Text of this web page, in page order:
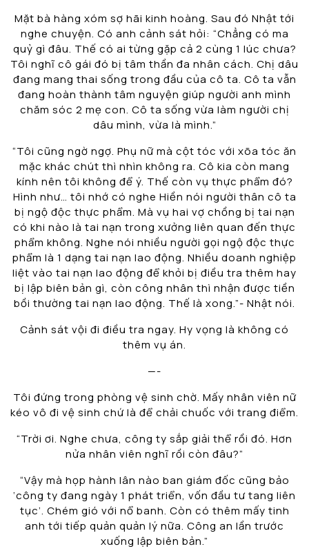
Mặt bà hàng xóm sợ hãi kinh hoàng. Sau đó Nhật tới
nghe chuyện. Có anh cảnh sát hỏi: “Chẳng có ma
quỷ gì đâu. Thế có ai từng gặp cả 2 cùng 1 lúc chưa?
Tôi nghĩ cô gái đó bị tâm thần đa nhân cách. Chị dâu
đang mang thai sống trong đầu của cô ta. Cô ta vẫn
đang hoàn thành tâm nguyện giúp người anh mình
chăm sóc 2 mẹ con. Cô ta sống vừa làm người chị
dâu mình, vừa là mình.”
“Tôi cũng ngờ ngợ. Phụ nữ mà cột tóc với xõa tóc ăn
mặc khác chút thì nhìn không ra. Cô kia còn mang
kính nên tôi không để ý. Thế còn vụ thực phẩm đó?
Hình như… tôi nhớ có nghe Hiền nói người thân cô ta
bị ngộ độc thực phẩm. Mà vụ hai vợ chồng bị tai nạn
có khi nào là tai nạn trong xưởng liên quan đến thực
phẩm không. Nghe nói nhiều người gọi ngộ độc thực
phẩm là 1 dạng tai nạn lao động. Nhiều doanh nghiệp
liệt vào tai nạn lao động để khỏi bị điều tra thêm hay
bị lập biên bản gì, còn công nhân thì nhận được tiền
bồi thường tai nạn lao động. Thế là xong.”- Nhật nói.
Cảnh sát vội đi điều tra ngay. Hy vọng là không có
thêm vụ án.
—-
Tôi đứng trong phòng vệ sinh chờ. Mấy nhân viên nữ
kéo vô đi vệ sinh chứ là để chải chuốc với trang điểm.
“Trời ơi. Nghe chưa, công ty sắp giải thể rồi đó. Hơn
nửa nhân viên nghĩ rồi còn đâu?”
“Vậy mà họp hành lân nào ban giám đốc cũng bảo
‘công ty đang ngày 1 phát triển, vốn đầu tư tang liên
tục’. Chém gió với nổ banh. Còn có thêm mấy tinh
anh tới tiếp quản quản lý nữa. Công an lần trước
xuống lập biên bản.”